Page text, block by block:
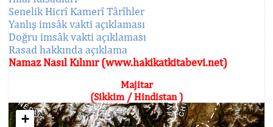
Senelik Hicrî Kamerî Târîhler
Yanlış imsâk vakti açıklaması
Doğru imsâk vakti açıklaması
Rasad hakkında açıklama
Namaz Nasıl Kılınır (www.hakikatkitabevi.net)
Majitar
(Sikkim / Hindistan )
+